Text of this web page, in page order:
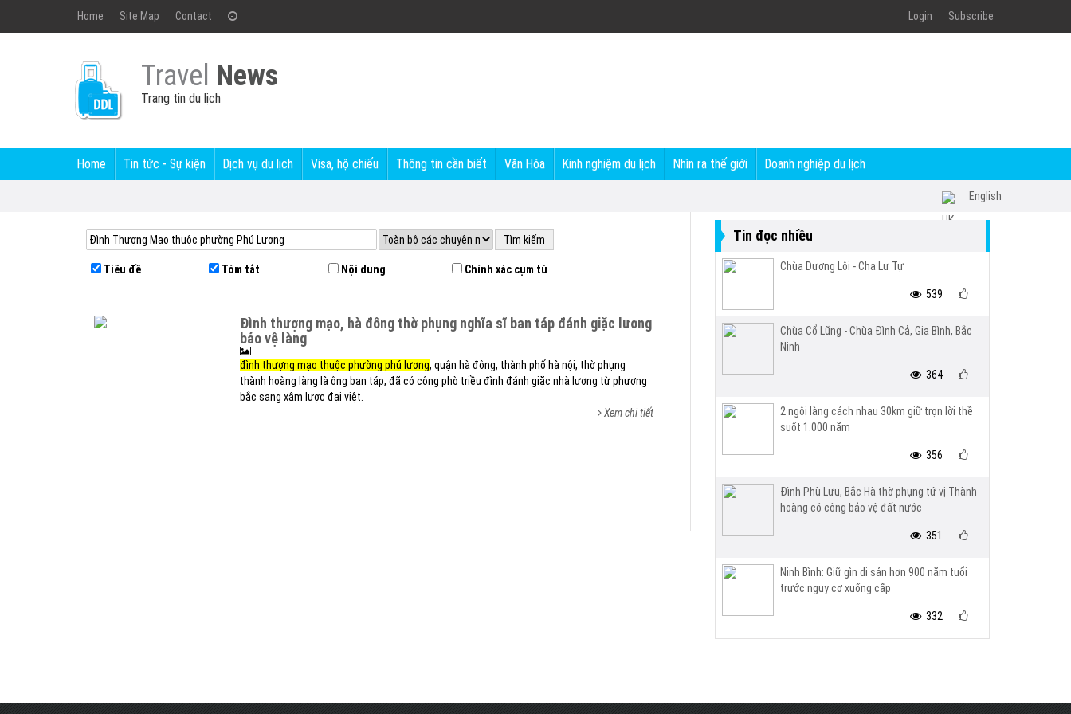
Home Site Map Contact Login Subscribe
Travel News
Trang tin du lịch
Home Tin tức - Sự kiện Dịch vụ du lịch Visa, hộ chiếu Thông tin cần biết Văn Hóa Kinh nghiệm du lịch Nhìn ra thế giới Doanh nghiệp du lịch
English
Tiêu đề Tóm tắt Nội dung Chính xác cụm từ
đình thượng mạo, hà đông thờ phụng nghĩa sĩ ban táp đánh giặc lương
bảo vệ làng
đình thượng mạo thuộc phường phú lương, quận hà đông, thành phố hà nội, thờ phụng
thành hoàng làng là ông ban táp, đã có công phò triều đình đánh giặc nhà lương từ phương
bắc sang xâm lược đại việt.
Xem chi tiết
Tin đọc nhiều
Chùa Dương Lôi - Cha Lư Tự
539
Chùa Cổ Lũng - Chùa Đình Cả, Gia Bình, Bắc
Ninh
364
2 ngôi làng cách nhau 30km giữ trọn lời thề
suốt 1.000 năm
356
Đình Phù Lưu, Bắc Hà thờ phụng tứ vị Thành
hoàng có công bảo vệ đất nước
351
Ninh Bình: Giữ gìn di sản hơn 900 năm tuổi
trước nguy cơ xuống cấp
332